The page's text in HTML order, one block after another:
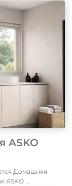
ASKO
Домашняя
ASKO …